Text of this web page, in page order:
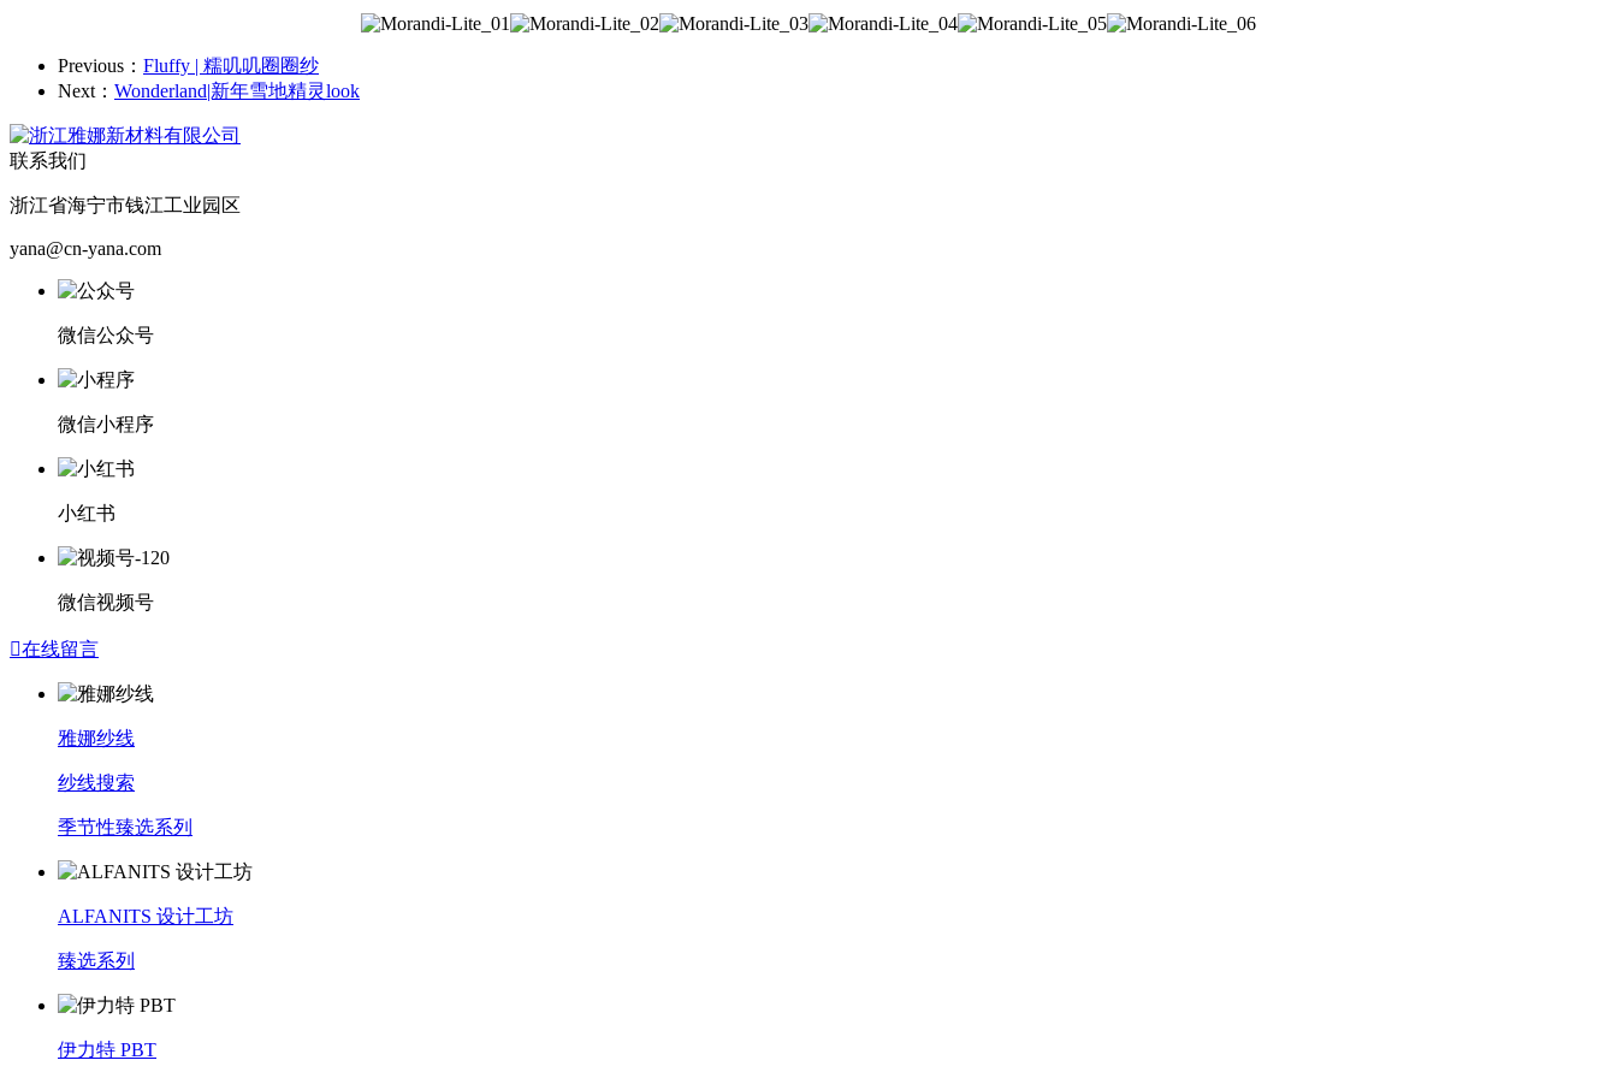
Previous： Fluffy | 糯叽叽圈圈纱
Next： Wonderland|新年雪地精灵look
联系我们
浙江省海宁市钱江工业园区
yana@cn-yana.com
微信公众号
微信小程序
小红书
微信视频号
在线留言
雅娜纱线
纱线搜索
季节性臻选系列
ALFANITS 设计工坊
臻选系列
伊力特 PBT